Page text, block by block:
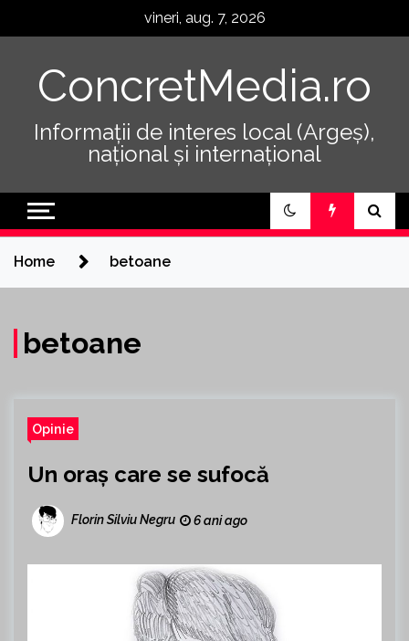
vineri, aug. 7, 2026
ConcretMedia.ro
Informații de interes local (Argeș),
național și internațional
Home betoane
betoane
Opinie
Un oraș care se sufocă
Florin Silviu Negru 6 ani ago